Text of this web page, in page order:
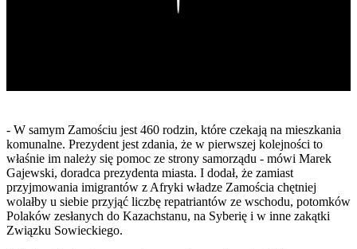
- W samym Zamościu jest 460 rodzin, które czekają na mieszkania
komunalne. Prezydent jest zdania, że w pierwszej kolejności to
właśnie im należy się pomoc ze strony samorządu - mówi Marek
Gajewski, doradca prezydenta miasta. I dodał, że zamiast
przyjmowania imigrantów z Afryki władze Zamościa chętniej
wolałby u siebie przyjąć liczbę repatriantów ze wschodu, potomków
Polaków zesłanych do Kazachstanu, na Syberię i w inne zakątki
Związku Sowieckiego.